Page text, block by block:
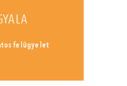
felügyelet